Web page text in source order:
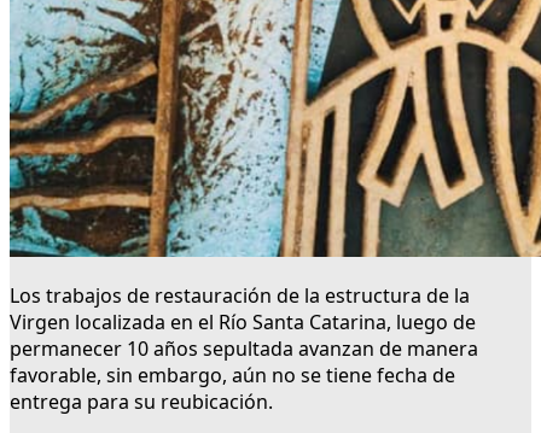
Los trabajos de restauración de la estructura de la
Virgen localizada en el Río Santa Catarina, luego de
permanecer 10 años sepultada avanzan de manera
favorable, sin embargo, aún no se tiene fecha de
entrega para su reubicación.